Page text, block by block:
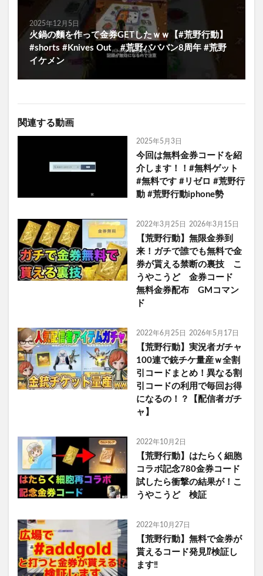
2025年12月5日
火鍋の麵を作って金券GETしたｗｗ【#荒野行動】
#shorts #Knives Out #荒野バババン8周年 #荒野
イケメン
関連する動画
2025年5月3日
今回は無料金券コードを紹
介します！！#無料ゲット
#無料です #リゼロ #荒野行
動 #荒野行動iphone勢
2022年3月25日 2026年3月15日
【荒野行動】無限金券到
来！ガチで誰でも無料で金
券が貰える禁断の裏技 こ
うやこうど 金券コード
無料金券配布 GMコマン
ド
2022年6月25日 2026年5月17日
【荒野行動】実況者ガチャ
100連で銃チケ量産ｗ全割
引コードまとめ！異なる割
引コードの利用で毎回お得
になるの！？【配信者ガチ
ャ】
2022年10月2日
【荒野行動】はたらく細胞
コラボ記念780金券コード
試したら衝撃の結果が！こ
うやこうど 検証
2022年10月27日
【荒野行動】無料で金券が
貰えるコード発見⁉️検証し
ます‼️